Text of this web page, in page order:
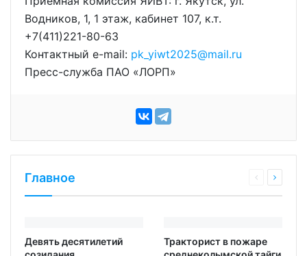
Водников, 1, 1 этаж, кабинет 107, к.т.
+7(411)221-80-63
Контактный e-mail: pk_yiwt2025@mail.ru
Пресс-служба ПАО «ЛОРП»
Главное
Девять десятилетий
Тракторист в пожаре